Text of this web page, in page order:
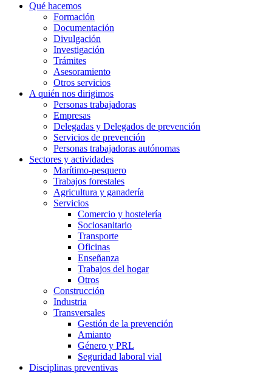
Qué hacemos
Formación
Documentación
Divulgación
Investigación
Trámites
Asesoramiento
Otros servicios
A quién nos dirigimos
Personas trabajadoras
Empresas
Delegadas y Delegados de prevención
Servicios de prevención
Personas trabajadoras autónomas
Sectores y actividades
Marítimo-pesquero
Trabajos forestales
Agricultura y ganadería
Servicios
Comercio y hostelería
Sociosanitario
Transporte
Oficinas
Enseñanza
Trabajos del hogar
Otros
Construcción
Industria
Transversales
Gestión de la prevención
Amianto
Género y PRL
Seguridad laboral vial
Disciplinas preventivas